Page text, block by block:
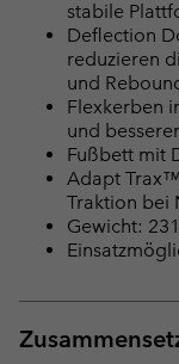
stabile
Deflection
reduzieren
und
Flexkerben
und
Fußbett mit
Adapt
Traktion bei
Gewicht: